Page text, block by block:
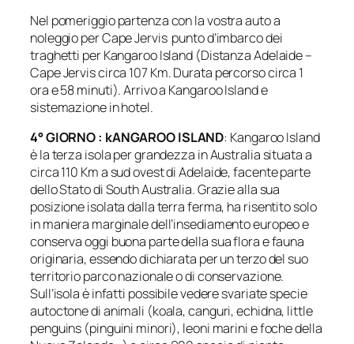
Nel pomeriggio partenza con la vostra auto a
noleggio per Cape Jervis punto d’imbarco dei
traghetti per Kangaroo Island (Distanza Adelaide –
Cape Jervis circa 107 Km. Durata percorso circa 1
ora e 58 minuti). Arrivo a Kangaroo Island e
sistemazione in hotel.
4° GIORNO : kANGAROO ISLAND: Kangaroo Island
è la terza isola per grandezza in Australia situata a
circa 110 Km a sud ovest di Adelaide, facente parte
dello Stato di South Australia. Grazie alla sua
posizione isolata dalla terra ferma, ha risentito solo
in maniera marginale dell’insediamento europeo e
conserva oggi buona parte della sua flora e fauna
originaria, essendo dichiarata per un terzo del suo
territorio parco nazionale o di conservazione.
Sull’isola è infatti possibile vedere svariate specie
autoctone di animali (koala, canguri, echidna, little
penguins (pinguini minori), leoni marini e foche della